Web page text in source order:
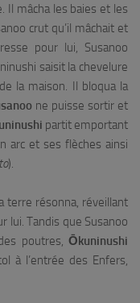
mâcha les baies et les
crut qu’il mâchait et
pour lui, Susanoo
saisit la chevelure
la maison. Il bloqua la
ne puisse sortir et
partit emportant
arc et ses flèches ainsi
).
terre résonna, réveillant
lui. Tandis que Susanoo
poutres, Ōkuninushi
à l’entrée des Enfers,